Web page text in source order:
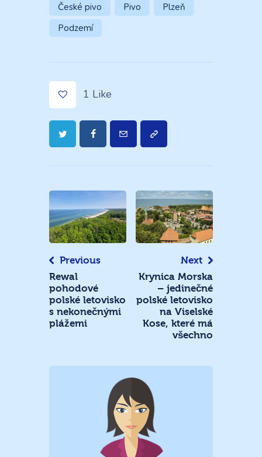
České pivo Pivo
Plzeň
Podzemí
1 Like
Navigace
pro
příspěvek
Previous
Rewal
pohodové
polské letovisko
s nekonečnými
plážemi
Next
Krynica Morska
– jedinečné
polské letovisko
na Viselské
Kose, které má
všechno